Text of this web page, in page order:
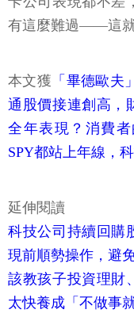
有這麼難過——這就
本文獲 「畢德歐夫
通股價接連創高，
全年表現？消費
SPY都站上年線，
延伸閱讀
科技公司持續回購
現前順勢操作，避
該教孩子投資理財
太快養成「不做事